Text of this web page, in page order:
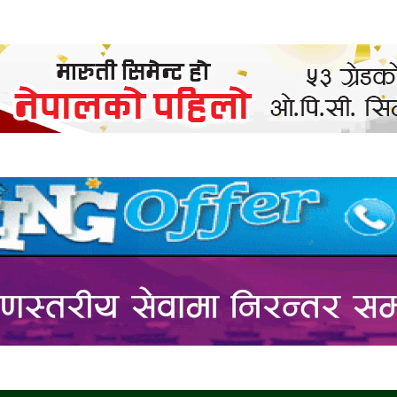
:: नेपालको